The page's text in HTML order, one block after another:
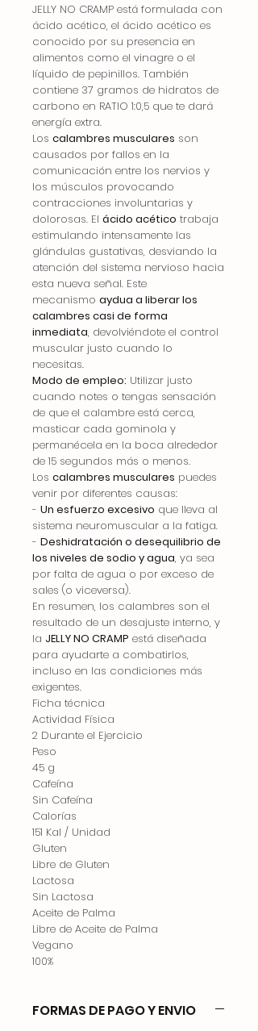
JELLY NO CRAMP está formulada con
ácido acético, el ácido acético es
conocido por su presencia en
alimentos como el vinagre o el
líquido de pepinillos. También
contiene 37 gramos de hidratos de
carbono en RATIO 1:0,5 que te dará
energía extra.
Los calambres musculares son
causados por fallos en la
comunicación entre los nervios y
los músculos provocando
contracciones involuntarias y
dolorosas. El ácido acético trabaja
estimulando intensamente las
glándulas gustativas, desviando la
atención del sistema nervioso hacia
esta nueva señal. Este
mecanismo aydua a liberar los
calambres casi de forma
inmediata, devolviéndote el control
muscular justo cuando lo
necesitas.
Modo de empleo: Utilizar justo
cuando notes o tengas sensación
de que el calambre está cerca,
masticar cada gominola y
permanécela en la boca alrededor
de 15 segundos más o menos.
Los calambres musculares puedes
venir por diferentes causas:
- Un esfuerzo excesivo que lleva al
sistema neuromuscular a la fatiga.
- Deshidratación o desequilibrio de
los niveles de sodio y agua, ya sea
por falta de agua o por exceso de
sales (o viceversa).
En resumen, los calambres son el
resultado de un desajuste interno, y
la JELLY NO CRAMP está diseñada
para ayudarte a combatirlos,
incluso en las condiciones más
exigentes.
Ficha técnica
Actividad Física
2 Durante el Ejercicio
Peso
45 g
Cafeína
Sin Cafeína
Calorías
151 Kal / Unidad
Gluten
Libre de Gluten
Lactosa
Sin Lactosa
Aceite de Palma
Libre de Aceite de Palma
Vegano
100%
FORMAS DE PAGO Y ENVIO